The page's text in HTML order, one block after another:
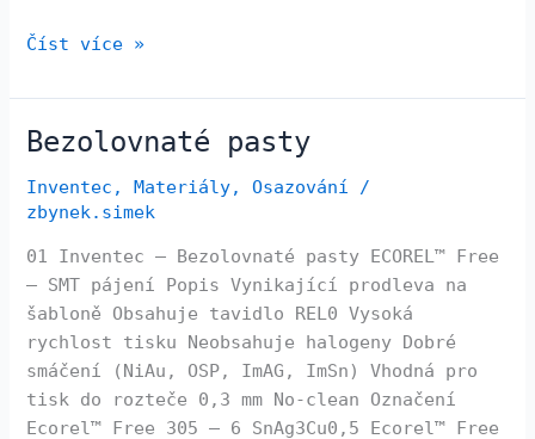
Číst více »
Bezolovnaté pasty
Inventec ,Materiály,Osazování
/
zbynek.simek
01 Inventec – Bezolovnaté pasty ECOREL™ Free
– SMT pájení Popis Vynikající prodleva na
šabloně Obsahuje tavidlo REL0 Vysoká
rychlost tisku Neobsahuje halogeny Dobré
smáčení (NiAu, OSP, ImAG, ImSn) Vhodná pro
tisk do rozteče 0,3 mm No-clean Označení
Ecorel™ Free 305 – 6 SnAg3Cu0,5 Ecorel™ Free
Bezolovnaté